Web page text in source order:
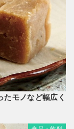
たモノなど幅広く